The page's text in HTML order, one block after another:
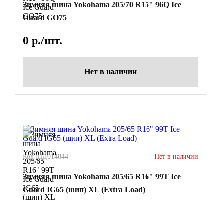
Зимняя шина Yokohama 205/70 R15" 96Q Ice
Guard GO75
0 р./шт.
Нет в наличии
Код ШД014844 Нет в наличии
Зимняя шина Yokohama 205/65 R16" 99T Ice
Guard IG65 (шип) XL (Extra Load)